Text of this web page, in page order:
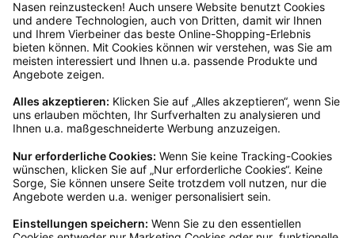
Kundenservice
Mo – Fr 9 – 17 Uhr, Sa 9 – 13 Uhr
Ruf uns an
0800-28 18 78